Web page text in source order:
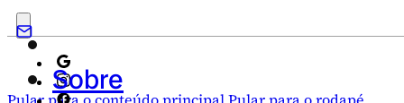
Sobre